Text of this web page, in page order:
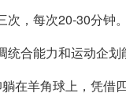
，每次20-30分钟。
合能力和运动企划
在羊角球上，凭借